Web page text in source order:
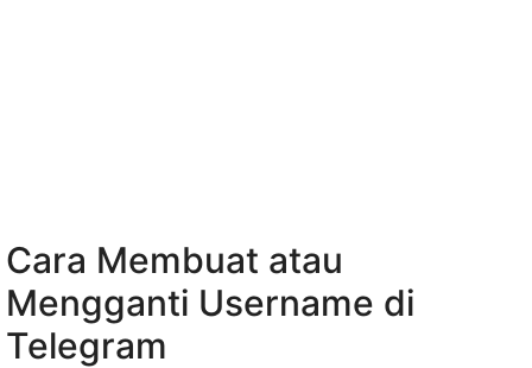
Cara Membuat atau
Mengganti Username di
Telegram